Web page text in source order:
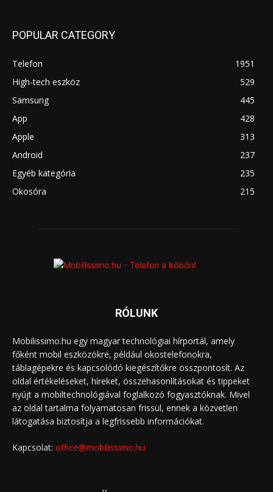
POPULAR CATEGORY
Telefon
1951
High-tech eszköz
529
Samsung
445
App
428
Apple
313
Android
237
Egyéb kategória
235
Okosóra
215
RÓLUNK
Mobilissimo.hu egy magyar technológiai hírportál, amely
főként mobil eszközökre, például okostelefonokra,
táblagépekre és kapcsolódó kiegészítőkre összpontosít. Az
oldal értékeléseket, híreket, összehasonlításokat és tippeket
nyújt a mobiltechnológiával foglalkozó fogyasztóknak. Mivel
az oldal tartalma folyamatosan frissül, ennek a közvetlen
látogatása biztosítja a legfrissebb információkat.
Kapcsolat: office@mobilissimo.hu